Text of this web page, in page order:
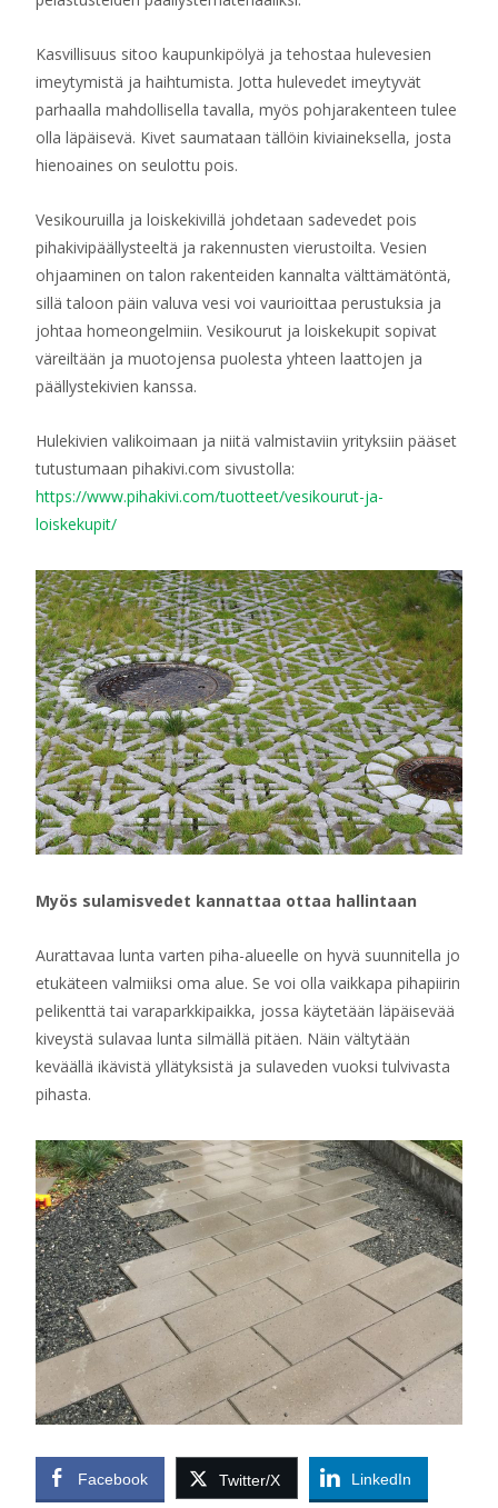
Kasvillisuus sitoo kaupunkipölyä ja tehostaa hulevesien
imeytymistä ja haihtumista. Jotta hulevedet imeytyvät
parhaalla mahdollisella tavalla, myös pohjarakenteen tulee
olla läpäisevä. Kivet saumataan tällöin kiviaineksella, josta
hienoaines on seulottu pois.
Vesikouruilla ja loiskekivillä johdetaan sadevedet pois
pihakivipäällysteeltä ja rakennusten vierustoilta. Vesien
ohjaaminen on talon rakenteiden kannalta välttämätöntä,
sillä taloon päin valuva vesi voi vaurioittaa perustuksia ja
johtaa homeongelmiin. Vesikourut ja loiskekupit sopivat
väreiltään ja muotojensa puolesta yhteen laattojen ja
päällystekivien kanssa.
Hulekivien valikoimaan ja niitä valmistaviin yrityksiin pääset
tutustumaan pihakivi.com sivustolla:
https://www.pihakivi.com/tuotteet/vesikourut-ja-
loiskekupit/
Myös sulamisvedet kannattaa ottaa hallintaan
Aurattavaa lunta varten piha-alueelle on hyvä suunnitella jo
etukäteen valmiiksi oma alue. Se voi olla vaikkapa pihapiirin
pelikenttä tai varaparkkipaikka, jossa käytetään läpäisevää
kiveystä sulavaa lunta silmällä pitäen. Näin vältytään
keväällä ikävistä yllätyksistä ja sulaveden vuoksi tulvivasta
pihasta.
Facebook Twitter/X LinkedIn